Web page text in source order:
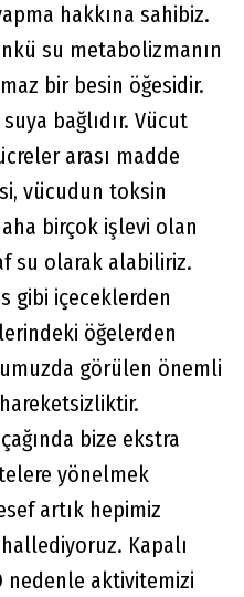
hakkına sahibiz.
su metabolizmanın
bir besin öğesidir.
bağlıdır. Vücut
arası madde
vücudun toksin
birçok işlevi olan
su olarak alabiliriz.
gibi içeceklerden
öğelerden
görülen önemli
bize ekstra
yönelmek
artık hepimiz
Kapalı
nedenle aktivitemizi